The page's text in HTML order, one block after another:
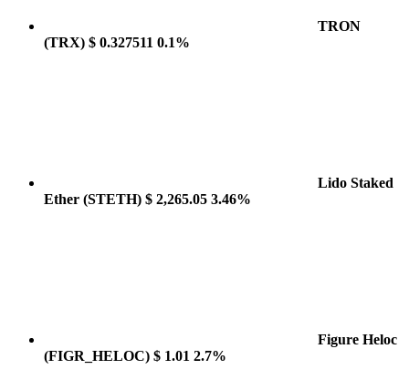
TRON
(TRX) $ 0.327511 0.1%
Lido Staked
Ether (STETH) $ 2,265.05 3.46%
Figure Heloc
(FIGR_HELOC) $ 1.01 2.7%